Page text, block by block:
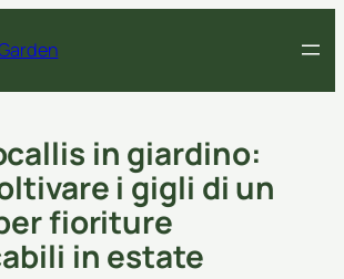
in giardino:
i gigli di un
fioriture
in estate